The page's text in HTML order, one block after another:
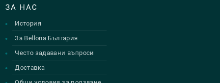
ЗА НАС
История
За Bellona България
Често задавани въпроси
Доставка